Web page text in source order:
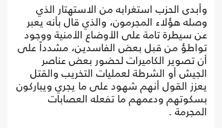
وأبدى الحزب استغرابه من الاستهتار الذي
وصله هؤلاء المجرمون، والذي قال بأنه يعبر
عن سيطرة تامة على الأوضاع الأمنية ووجود
تواطؤ من قبل بعض الفاسدين، مشدداً على
أن تصوير الكاميرات لحضور بعض عناصر
الجيش أو الشرطة لعمليات التخريب والقتل
يعزز القول أنهم شهود على ما يجري ويباركون
بسكوتهم ودعمهم ما تفعله العصابات
المجرمة .